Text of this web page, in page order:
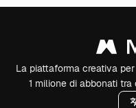
La piattaforma creativa
1 milione di abbonati